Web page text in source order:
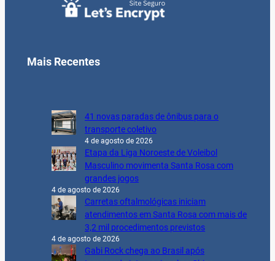
Mais Recentes
41 novas paradas de ônibus para o
transporte coletivo
4 de agosto de 2026
Etapa da Liga Noroeste de Voleibol
Masculino movimenta Santa Rosa com
grandes jogos
4 de agosto de 2026
Carretas oftalmológicas iniciam
atendimentos em Santa Rosa com mais de
3,2 mil procedimentos previstos
4 de agosto de 2026
Gabi Rock chega ao Brasil após